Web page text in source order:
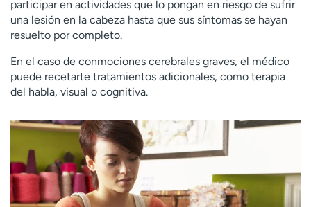
participar en actividades que lo pongan en riesgo de sufrir
una lesión en la cabeza hasta que sus síntomas se hayan
resuelto por completo.
En el caso de conmociones cerebrales graves, el médico
puede recetarte tratamientos adicionales, como terapia
del habla, visual o cognitiva.